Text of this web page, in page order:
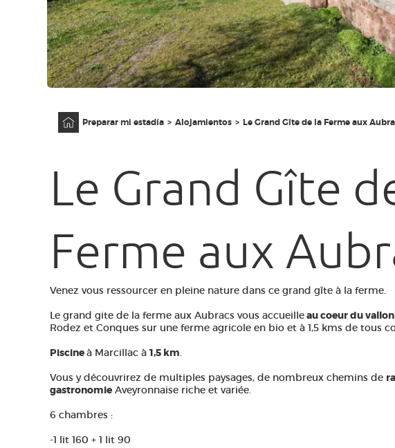
Preparar mi estadía Alojamientos Le Grand Gîte de la Ferme aux
Le Grand Gîte
Ferme aux
Venez vous ressourcer en pleine nature dans ce grand gîte à la ferme.
Le grand gite de la ferme aux Aubracs vous accueilleau coeur du vallon
Rodez et Conques sur une ferme agricole en bio et à 1,5 kms de tous
Piscineà Marcillac à 1,5 km.
Vous y découvrirez de multiples paysages, de nombreux chemins de
gastronomie Aveyronnaise riche et variée.
6 chambres :
-1 lit 160 + 1 lit 90